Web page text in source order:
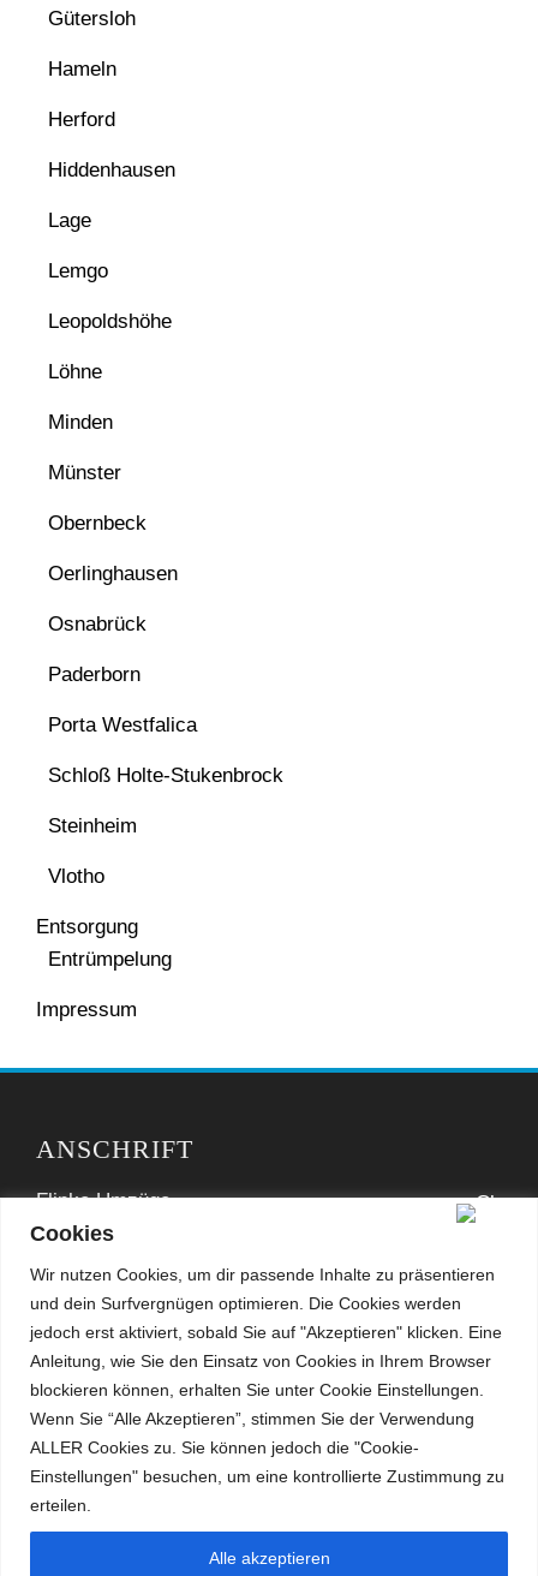
Cookies
Wir nutzen Cookies, um dir passende Inhalte zu präsentieren
und dein Surfvergnügen optimieren. Die Cookies werden
jedoch erst aktiviert, sobald Sie auf "Akzeptieren" klicken. Eine
Anleitung, wie Sie den Einsatz von Cookies in Ihrem Browser
blockieren können, erhalten Sie unter Cookie Einstellungen.
Wenn Sie “Alle Akzeptieren”, stimmen Sie der Verwendung
ALLER Cookies zu. Sie können jedoch die "Cookie-
Einstellungen" besuchen, um eine kontrollierte Zustimmung zu
erteilen.
Alle akzeptieren
Gütersloh
Hameln
Herford
Hiddenhausen
Lage
Lemgo
Leopoldshöhe
Löhne
Minden
Münster
Obernbeck
Oerlinghausen
Osnabrück
Paderborn
Porta Westfalica
Schloß Holte-Stukenbrock
Steinheim
Vlotho
Entsorgung
Entrümpelung
Impressum
ANSCHRIFT
Flinke Umzüge
Poggenpohl 4
32758 Detmold
Tel: 05231-5004447
Email: info@flinke-umzuege.de
WICHTIGE LINKS
Impressum
Datenschutz